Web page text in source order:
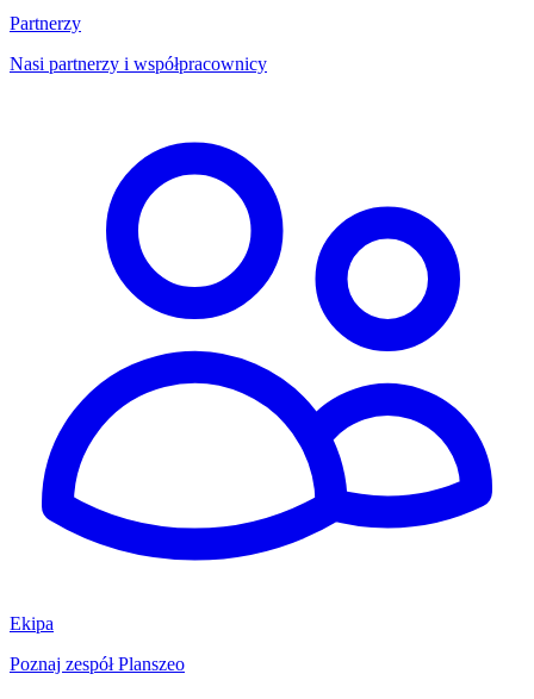
Partnerzy
Nasi partnerzy i współpracownicy
Ekipa
Poznaj zespół Planszeo